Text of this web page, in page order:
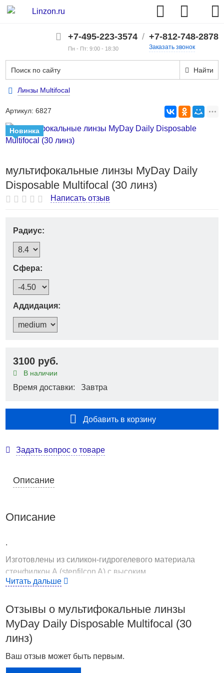
+7-495-223-3574
Пн - Пт: 9:00 - 18:30
/ +7-812-748-2878
Заказать звонок
Найти
Линзы Multifocal
Артикул:6827
Новинка
мультифокальные линзы MyDay Daily
Disposable Multifocal (30 линз)
Написать отзыв
Радиус:
Сфера:
Аддидация:
3100 руб.
В наличии
Время доставки: Завтра
Добавить в корзину
Задать вопрос о товаре
Описание
Описание
.
Изготовлены из силикон-гидрогелевого материала
стенфилкон А (stenfilcon A) с высоким
влагосодержанием;
Кислородная проницаемость (Dk) : 80;
Коэффициент кислородной проницаемости (Dk/t) при
-3,00 D : 100;
Общий диаметр, мм : 14,2;
Читать дальше
Отзывы о мультифокальные линзы
MyDay Daily Disposable Multifocal (30
линз)
Ваш отзыв может быть первым.